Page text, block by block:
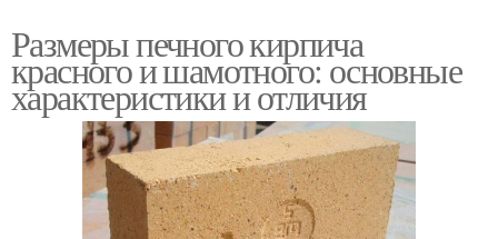
Размеры печного кирпича
красного и шамотного: основные
характеристики и отличия